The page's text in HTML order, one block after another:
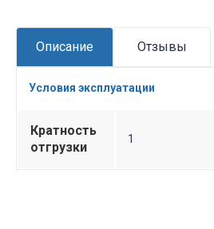
Описание Отзывы
Условия эксплуатации
Кратность
отгрузки
1